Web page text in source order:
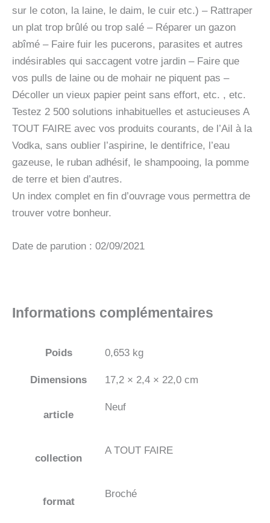
sur le coton, la laine, le daim, le cuir etc.) – Rattraper
un plat trop brûlé ou trop salé – Réparer un gazon
abîmé – Faire fuir les pucerons, parasites et autres
indésirables qui saccagent votre jardin – Faire que
vos pulls de laine ou de mohair ne piquent pas –
Décoller un vieux papier peint sans effort, etc. , etc.
Testez 2 500 solutions inhabituelles et astucieuses A
TOUT FAIRE avec vos produits courants, de l’Ail à la
Vodka, sans oublier l’aspirine, le dentifrice, l’eau
gazeuse, le ruban adhésif, le shampooing, la pomme
de terre et bien d’autres.
Un index complet en fin d’ouvrage vous permettra de
trouver votre bonheur.
Date de parution : 02/09/2021
Informations complémentaires
Poids 0,653 kg
Dimensions 17,2 × 2,4 × 22,0 cm
article
Neuf
collection
A TOUT FAIRE
format
Broché